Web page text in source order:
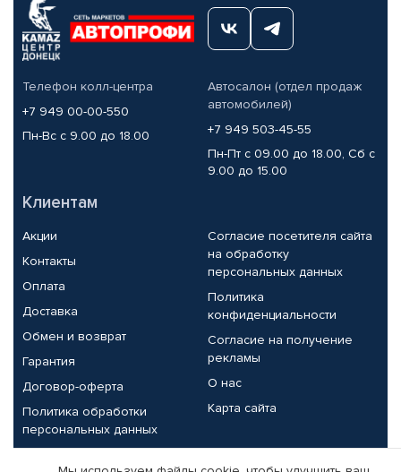
Телефон колл-центра
+7 949 00-00-550
Пн-Вс с 9.00 до 18.00
Автосалон (отдел продаж
автомобилей)
+7 949 503-45-55
Пн-Пт с 09.00 до 18.00, Сб с
9.00 до 15.00
Клиентам
Акции
Контакты
Оплата
Доставка
Обмен и возврат
Гарантия
Договор-оферта
Политика обработки
персональных данных
Согласие посетителя сайта
на обработку
персональных данных
Политика
конфиденциальности
Согласие на получение
рекламы
О нас
Карта сайта